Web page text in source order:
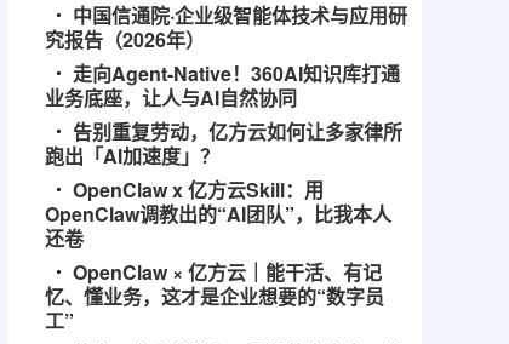
中国信通院·企业级智能体技术与应用研
究报告（2026年）
走向Agent-Native！360AI知识库打通
业务底座，让人与AI自然协同
告别重复劳动，亿方云如何让多家律所
跑出「AI加速度」？
OpenClaw x 亿方云Skill：用
OpenClaw调教出的“AI团队”，比我本人
还卷
OpenClaw × 亿方云｜能干活、有记
忆、懂业务，这才是企业想要的“数字员
工”